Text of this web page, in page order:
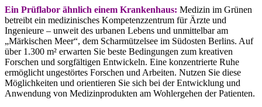
Ein Prüflabor ähnlich einem Krankenhaus: Medizin im Grünen
betreibt ein medizinisches Kompetenzzentrum für Ärzte und
Ingenieure – unweit des urbanen Lebens und unmittelbar am
„Märkischen Meer“, dem Scharmützelsee im Südosten Berlins. Auf
über 1.300 m² erwarten Sie beste Bedingungen zum kreativen
Forschen und sorgfältigen Entwickeln. Eine konzentrierte Ruhe
ermöglicht ungestörtes Forschen und Arbeiten. Nutzen Sie diese
Möglichkeiten und orientieren Sie sich bei der Entwicklung und
Anwendung von Medizinprodukten am Wohlergehen der Patienten.